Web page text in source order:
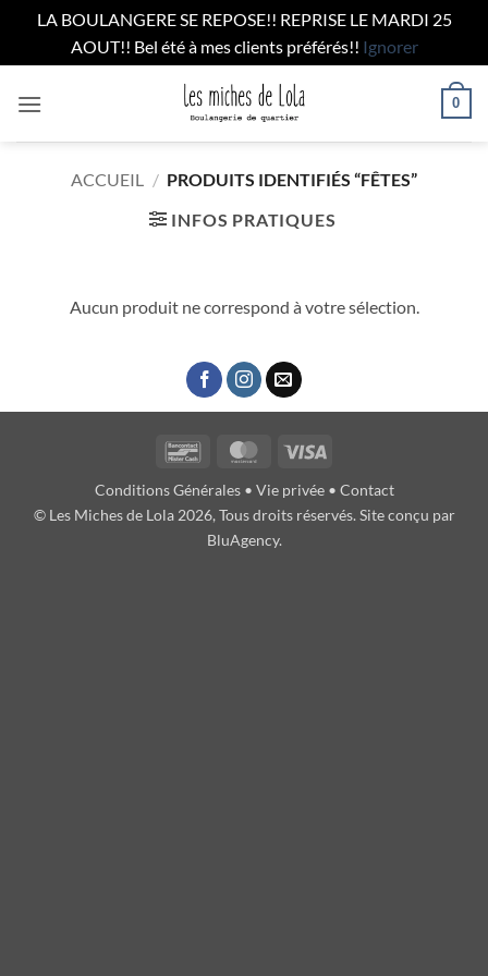
LA BOULANGERE SE REPOSE!! REPRISE LE MARDI 25
AOUT!! Bel été à mes clients préférés!! Ignorer
0
ACCUEIL / PRODUITS IDENTIFIÉS “FÊTES”
INFOS PRATIQUES
Aucun produit ne correspond à votre sélection.
BancontactMasterCard
Conditions Générales• Vie privée• Contact
© Les Miches de Lola 2026, Tous droits réservés. Site conçu par
BluAgency.